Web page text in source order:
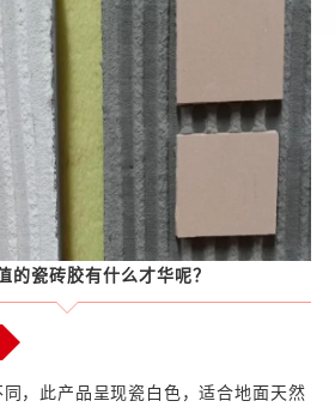
的瓷砖胶有什么才华呢？
，此产品呈现瓷白色，适合地面天然